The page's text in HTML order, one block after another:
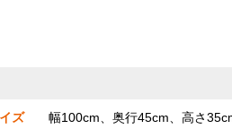
ズ 幅100cm、奥行45cm、高さ